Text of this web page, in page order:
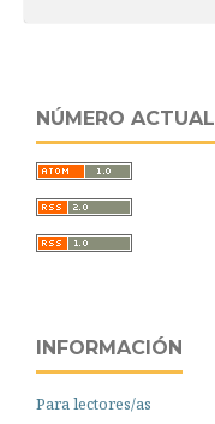
NÚMERO ACTUAL
INFORMACIÓN
Para lectores/as